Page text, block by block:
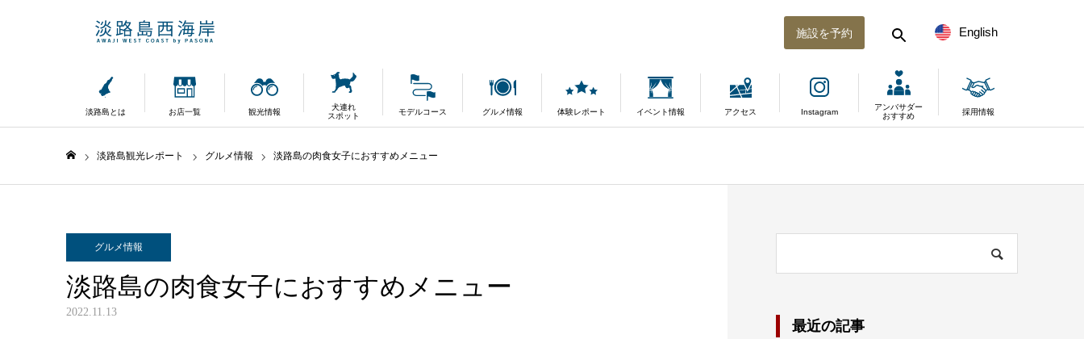
English
施設を予約
淡路島とは お店一覧 観光情報
犬連れ
スポット
モデルコース グルメ情報 体験レポート イベント情報 アクセス Instagram
アンバサダー
おすすめ
採用情報
淡路島観光レポート グルメ情報 淡路島の肉食女子におすすめメニュー
グルメ情報
淡路島の肉食女子におすすめメニュー
2022.11.13
最近の記事